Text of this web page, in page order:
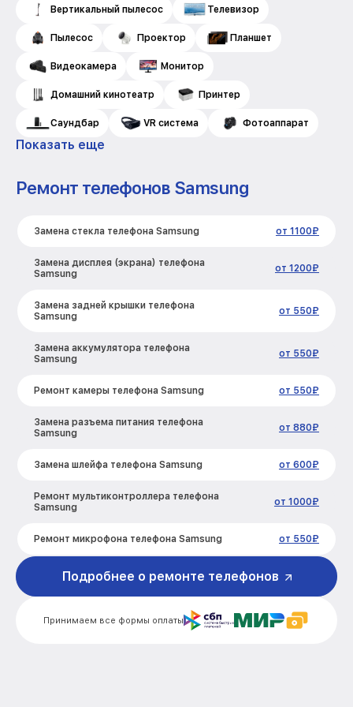
Вертикальный пылесос Телевизор
Пылесос Проектор Планшет
Видеокамера Монитор
Домашний кинотеатр Принтер
Саундбар VR система Фотоаппарат
Показать еще
Ремонт телефонов Samsung
Замена стекла телефона Samsung от 1100₽
Замена дисплея (экрана) телефона
Samsung
от 1200₽
Замена задней крышки телефона
Samsung
от 550₽
Замена аккумулятора телефона
Samsung
от 550₽
Ремонт камеры телефона Samsung от 550₽
Замена разъема питания телефона
Samsung
от 880₽
Замена шлейфа телефона Samsung от 600₽
Ремонт мультиконтроллера телефона
Samsung
от 1000₽
Ремонт микрофона телефона Samsung от 550₽
Ремонт корпусных элементов телефона
Samsung
от 800₽
Ремонт сим лотка телефона Samsung от 600₽
Принимаем все формы оплаты
Подробнее о ремонте телефонов